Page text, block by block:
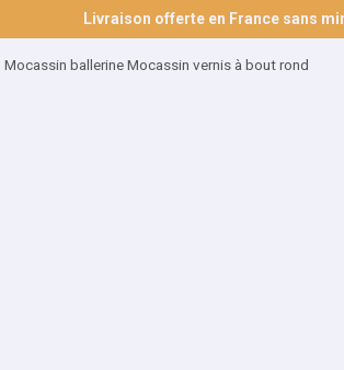
Livraison offerte en France sans
Mocassin ballerine Mocassin vernis à bout rond